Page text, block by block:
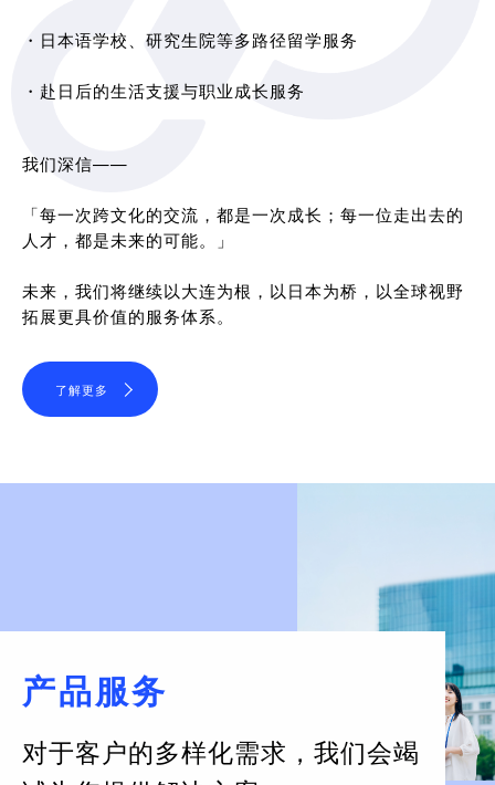
・日本语学校、研究生院等多路径留学服务
・赴日后的生活支援与职业成长服务
我们深信——
「每一次跨文化的交流，都是一次成长；每一位走出去的
人才，都是未来的可能。」
未来，我们将继续以大连为根，以日本为桥，以全球视野
拓展更具价值的服务体系。
了解更多
产品服务
对于客户的多样化需求， 我们会竭